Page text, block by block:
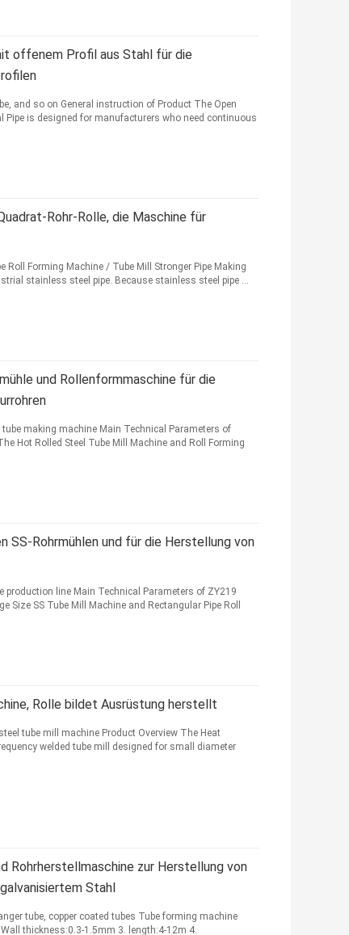
offenem Profil aus Stahl für die
and so on General instruction of Product The Open
Pipe is designed for manufacturers who need continuous
Rohr-Rolle, die Maschine für
Roll Forming Machine / Tube Mill Stronger Pipe Making
stainless steel pipe. Because stainless steel pipe ...
und Rollenformmaschine für die
making machine Main Technical Parameters of
Hot Rolled Steel Tube Mill Machine and Roll Forming
SS-Rohrmühlen und für die Herstellung von
production line Main Technical Parameters of ZY219
Size SS Tube Mill Machine and Rectangular Pipe Roll
Rolle bildet Ausrüstung herstellt
tube mill machine Product Overview The Heat
welded tube mill designed for small diameter
Rohrherstellmaschine zur Herstellung von
Stahl
tube, copper coated tubes Tube forming machine
thickness:0.3-1.5mm 3. length:4-12m 4.